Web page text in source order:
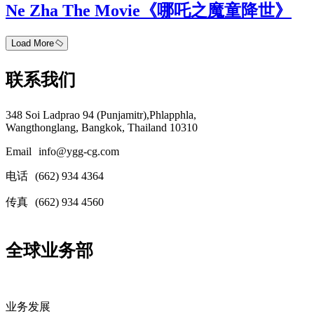
Ne Zha The Movie《哪吒之魔童降世》
Load More
联系我们
348 Soi Ladprao 94 (Punjamitr),Phlapphla,
Wangthonglang, Bangkok, Thailand 10310
Email
info@ygg-cg.com
电话 (662) 934 4364
传真 (662) 934 4560
全球业务部
业务发展